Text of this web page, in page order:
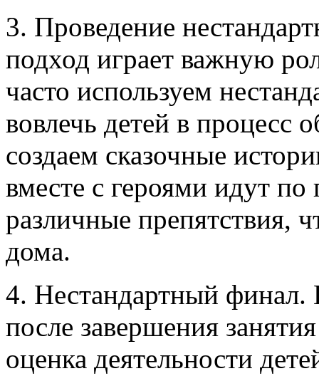
3. Проведение
подход играет важную
часто используем
вовлечь детей в процесс
создаем сказочные
вместе с героями идут по
различные препятствия,
дома.
4. Нестандартный финал.
после завершения
оценка деятельности